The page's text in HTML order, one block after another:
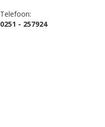
Telefoon:
0251 - 257924